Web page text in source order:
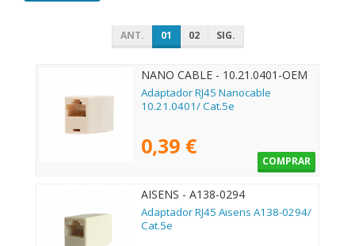
ANT. 01 02 SIG.
NANO CABLE - 10.21.0401-OEM
Adaptador RJ45 Nanocable
10.21.0401/ Cat.5e
0,39 €
COMPRAR
AISENS - A138-0294
Adaptador RJ45 Aisens A138-0294/
Cat.5e